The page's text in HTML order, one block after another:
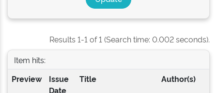
Results 1-1 of 1 (Search time: 0.002 seconds).
Item hits:
Preview
Issue
Date
Title Author(s)